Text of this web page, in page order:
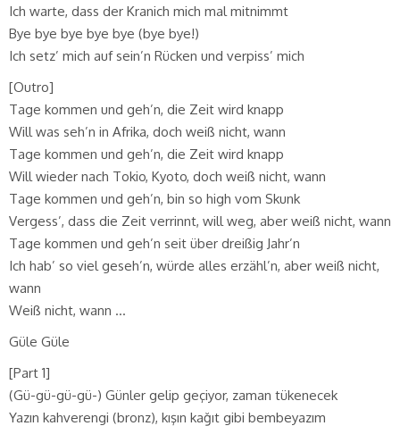
Ich warte, dass der Kranich mich mal mitnimmt
Bye bye bye bye bye (bye bye!)
Ich setz’ mich auf sein’n Rücken und verpiss’ mich
[Outro]
Tage kommen und geh’n, die Zeit wird knapp
Will was seh’n in Afrika, doch weiß nicht, wann
Tage kommen und geh’n, die Zeit wird knapp
Will wieder nach Tokio, Kyoto, doch weiß nicht, wann
Tage kommen und geh’n, bin so high vom Skunk
Vergess’, dass die Zeit verrinnt, will weg, aber weiß nicht, wann
Tage kommen und geh’n seit über dreißig Jahr’n
Ich hab’ so viel geseh’n, würde alles erzähl’n, aber weiß nicht,
wann
Weiß nicht, wann …
Güle Güle
[Part 1]
(Gü-gü-gü-gü-) Günler gelip geçiyor, zaman tükenecek
Yazın kahverengi (bronz), kışın kağıt gibi bembeyazım